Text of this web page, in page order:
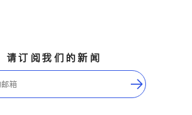
请订阅我们的新闻